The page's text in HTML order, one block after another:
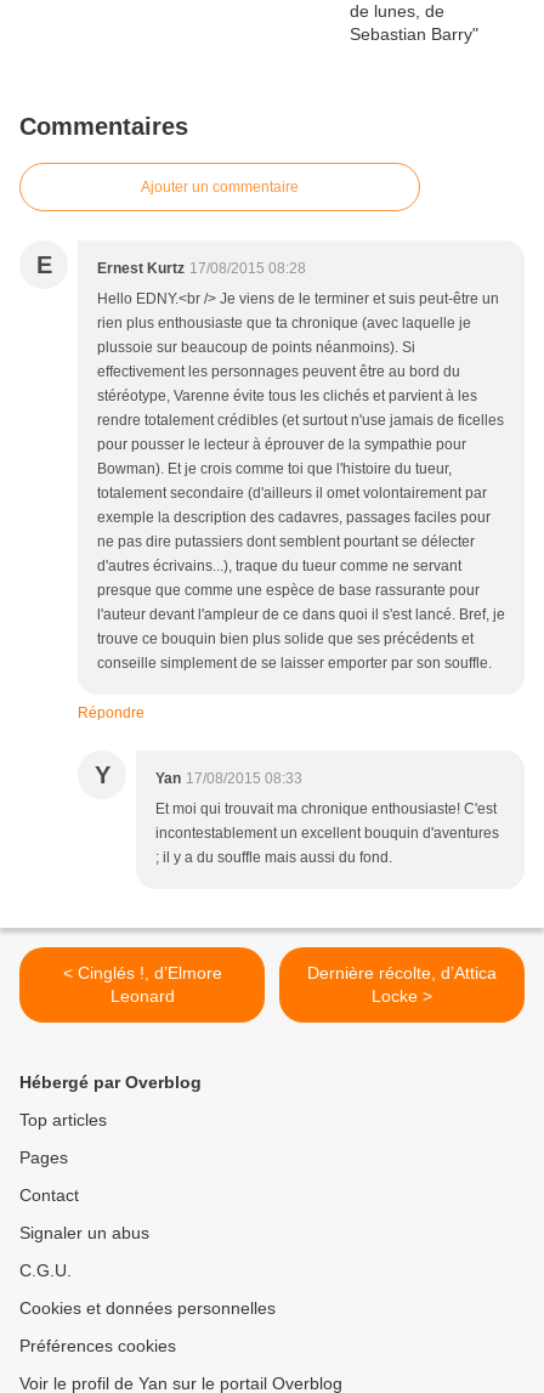
Commentaires
Ajouter un commentaire
E Ernest Kurtz 17/08/2015 08:28
Hello EDNY.<br /> Je viens de le terminer et suis peut-être un
rien plus enthousiaste que ta chronique (avec laquelle je
plussoie sur beaucoup de points néanmoins). Si
effectivement les personnages peuvent être au bord du
stéréotype, Varenne évite tous les clichés et parvient à les
rendre totalement crédibles (et surtout n'use jamais de ficelles
pour pousser le lecteur à éprouver de la sympathie pour
Bowman). Et je crois comme toi que l'histoire du tueur,
totalement secondaire (d'ailleurs il omet volontairement par
exemple la description des cadavres, passages faciles pour
ne pas dire putassiers dont semblent pourtant se délecter
d'autres écrivains...), traque du tueur comme ne servant
presque que comme une espèce de base rassurante pour
l'auteur devant l'ampleur de ce dans quoi il s'est lancé. Bref, je
trouve ce bouquin bien plus solide que ses précédents et
conseille simplement de se laisser emporter par son souffle.
Répondre
Y Yan 17/08/2015 08:33
Et moi qui trouvait ma chronique enthousiaste! C'est
incontestablement un excellent bouquin d'aventures
; il y a du souffle mais aussi du fond.
< Cinglés !, d’Elmore
Leonard
Dernière récolte, d’Attica
Locke >
Hébergé par Overblog
Top articles
Pages
Contact
Signaler un abus
C.G.U.
Cookies et données personnelles
Préférences cookies
Voir le profil de Yan sur le portail Overblog